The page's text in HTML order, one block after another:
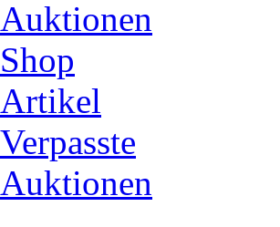
Auktionen
Shop
Artikel
Verpasste
Auktionen